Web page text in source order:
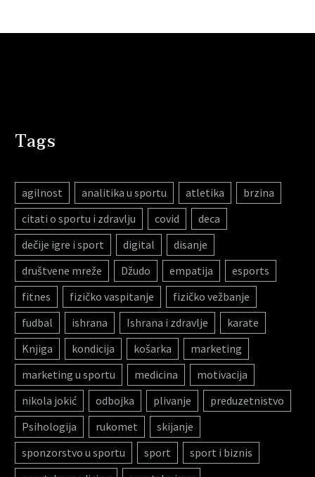
Tags
agilnost analitika u sportu atletika
brzina
citati o sportu i zdravlju
covid
deca
dečije igre i sport
digital
disanje
društvene mreže
Džudo empatija
esports
fitnes
fizičko vaspitanje
fizičko vežbanje
fudbal
ishrana Ishrana i zdravlje
karate
Knjiga
kondicija košarka
marketing
marketing u sportu
medicina
motivacija
nikola jokić
odbojka plivanje
preduzetnistvo
Psihologija
rukomet
skijanje
sponzorstvo u sportu
sport
sport i biznis